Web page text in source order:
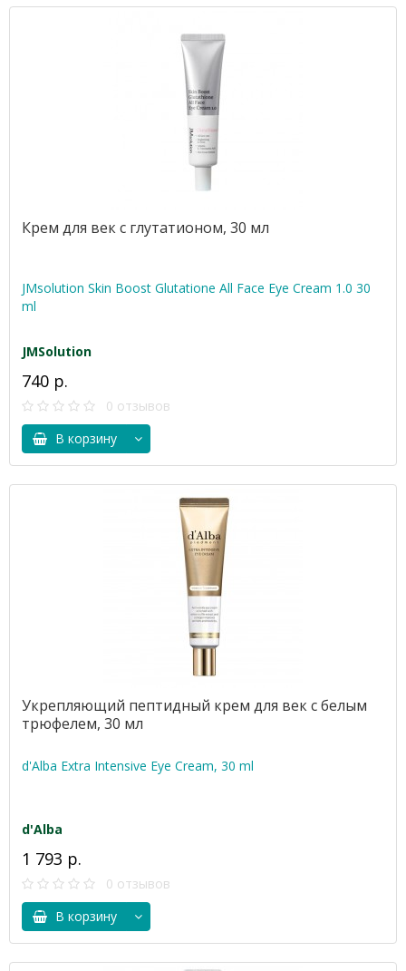
Крем для век c глутатионом, 30 мл
JMsolution Skin Boost Glutatione All Face Eye Cream 1.0 30
ml
JMSolution
740 р.
0 отзывов
В корзину
Укрепляющий пептидный крем для век с белым
трюфелем, 30 мл
d'Alba Extra Intensive Eye Cream, 30 ml
d'Alba
1 793 р.
0 отзывов
В корзину